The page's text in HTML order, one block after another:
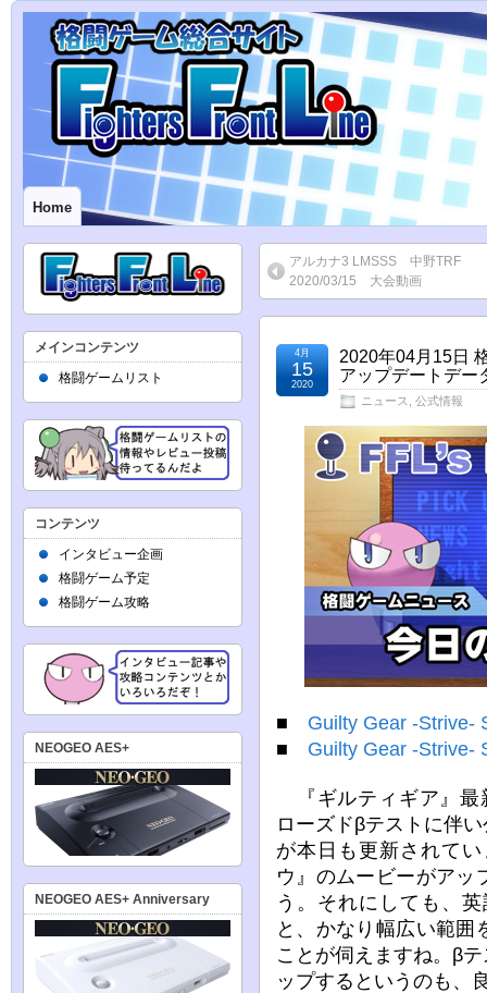
Home
アルカナ3 LMSSS 中野TRF
2020/03/15 大会動画
2020年04月15日
アップデートデー
ニュース 公式情報
4月
15
2020
■ Guilty Gear -Strive-
■ Guilty Gear -Strive-
『ギルティギア』
ローズドβテストに伴
が本日も更新されて
ウ』のムービーがアッ
う。それにしても、
と、かなり幅広い範囲
ことが伺えますね。β
ップするというのも、
メインコンテンツ
格闘ゲームリスト
コンテンツ
インタビュー企画
格闘ゲーム予定
格闘ゲーム攻略
NEOGEO AES+
NEOGEO AES+ Anniversary